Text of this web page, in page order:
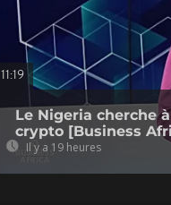
11:19
Le Nigeria cherche
crypto [Business
Il y a 19 heures